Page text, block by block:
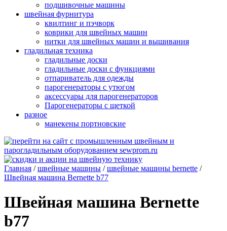
подшивочные машины
швейная фурнитура
квилтинг и пэчворк
коврики для швейных машин
нитки для швейных машин и вышивания
гладильная техника
гладильные доски
гладильные доски с функциями
отпариватель для одежды
парогенераторы с утюгом
аксессуары для парогенераторов
Парогенераторы с щеткой
разное
манекены портновские
Главная /швейные машины /швейные машины bernette /
Швейная машина Bernette b77
Швейная машина Bernette
b77